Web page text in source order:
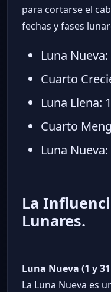
para cortarse el
fechas y fases
Luna
Cuarto
Luna Llena:
Cuarto
Luna
La
Lunares.
Luna Nueva (1 y
La Luna Nueva es